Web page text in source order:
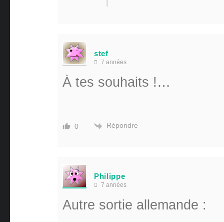
stef
7 années
À tes souhaits !…
0 Répondre
Philippe
7 années
Autre sortie allemande :